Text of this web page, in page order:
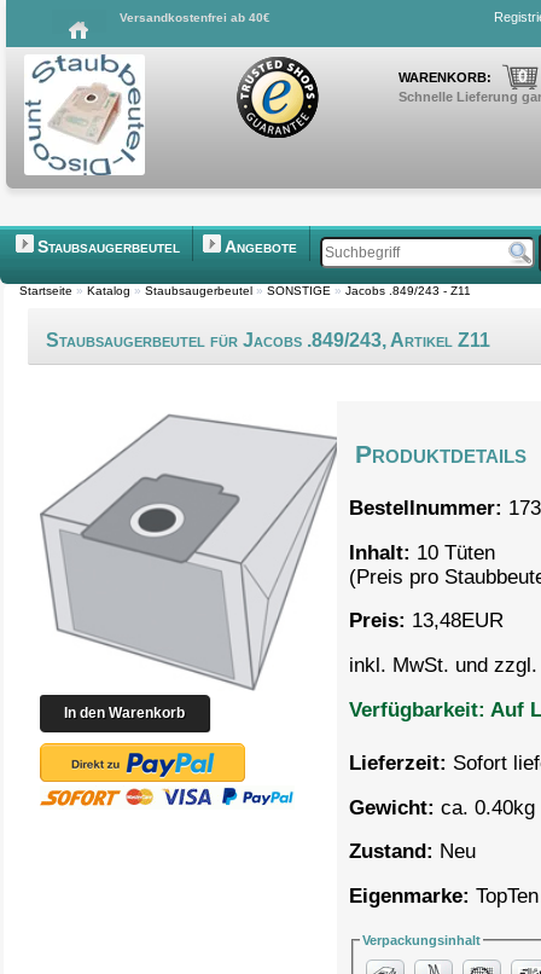
Versandkostenfrei ab 40€
WARENKORB: 0
Schnelle Lieferung
Staubsaugerbeutel Angebote
Startseite » Katalog » Staubsaugerbeutel » SONSTIGE » Jacobs .849/243 - Z11
Staubsaugerbeutel für Jacobs .849/243, Artikel Z11
Produktdetails
Bestellnummer:
Inhalt: 10 Tüten
(Preis pro
Preis: 13,48EUR
inkl. MwSt. und
Verfügbarkeit: Auf
Lieferzeit: Sofort
Gewicht: ca. 0.40kg
Zustand: Neu
Eigenmarke: TopTen
Verpackungsinhalt